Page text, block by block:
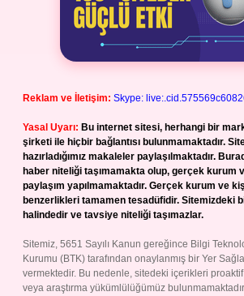
Reklam ve İletişim: Skype:
Yasal Uyarı: Bu internet sitesi, herhangi bir
şirketi ile hiçbir bağlantısı bulunmamaktadır.
hazırladığımız makaleler paylaşılmaktadır.
haber niteliği taşımamakta olup, gerçek kurum
paylaşım yapılmamaktadır. Gerçek kurum ve
benzerlikleri tamamen tesadüfidir. Sitemizdeki
halindedir ve tavsiye niteliği taşımazlar.
Sitemiz, 5651 Sayılı Kanun gereğince Bilgi
Kurumu (BTK) tarafından onaylanmış bir Yer
vermektedir. Bu nedenle, sitedeki içerikleri
veya araştırma yükümlülüğümüz